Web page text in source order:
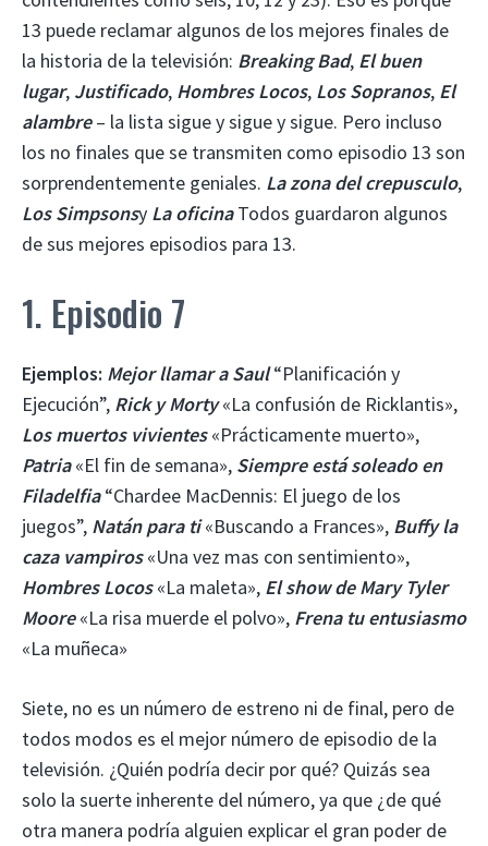
13 puede reclamar algunos de los mejores finales de
la historia de la televisión: Breaking Bad, El buen
lugar, Justificado, Hombres Locos, Los Sopranos, El
alambre– la lista sigue y sigue y sigue. Pero incluso
los no finales que se transmiten como episodio 13 son
sorprendentemente geniales. La zona del crepusculo,
Los Simpsonsy La oficinaTodos guardaron algunos
de sus mejores episodios para 13.
1. Episodio 7
Ejemplos: Mejor llamar a Saul“Planificación y
Ejecución”, Rick y Morty«La confusión de Ricklantis»,
Los muertos vivientes«Prácticamente muerto»,
Patria«El fin de semana», Siempre está soleado en
Filadelfia“Chardee MacDennis: El juego de los
juegos”, Natán para ti«Buscando a Frances», Buffy la
caza vampiros«Una vez mas con sentimiento»,
Hombres Locos«La maleta», El show de Mary Tyler
Moore«La risa muerde el polvo», Frena tu entusiasmo
«La muñeca»
Siete, no es un número de estreno ni de final, pero de
todos modos es el mejor número de episodio de la
televisión. ¿Quién podría decir por qué? Quizás sea
solo la suerte inherente del número, ya que ¿de qué
otra manera podría alguien explicar el gran poder de